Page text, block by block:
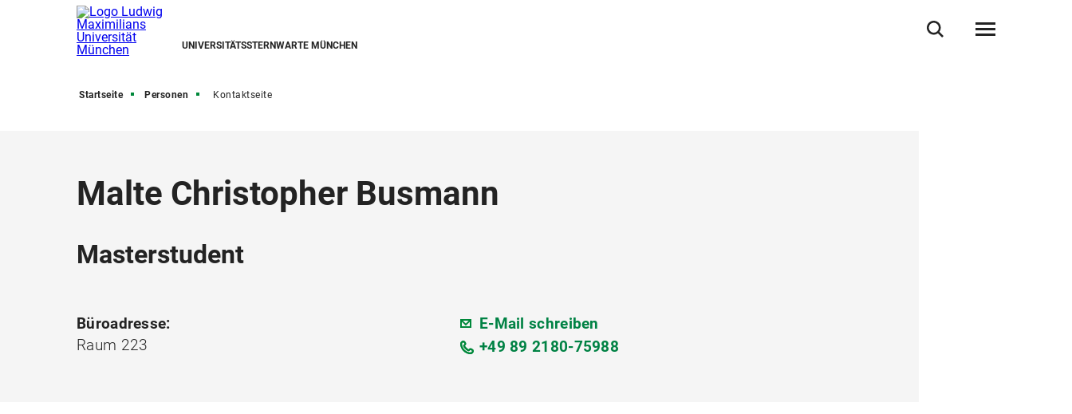
UNIVERSITÄTSSTERNWARTE MÜNCHEN
Startseite Personen Kontaktseite
Malte Christopher Busmann
Masterstudent
Büroadresse:
Raum 223
E-Mail schreiben
+49 89 2180-75988